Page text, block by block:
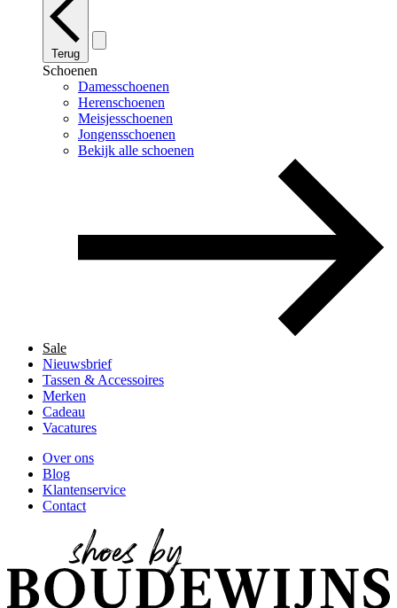
Terug
Schoenen
Damesschoenen
Herenschoenen
Meisjesschoenen
Jongensschoenen
Bekijk alle schoenen
Sale
Nieuwsbrief
Tassen & Accessoires
Merken
Cadeau
Vacatures
Over ons
Blog
Klantenservice
Contact